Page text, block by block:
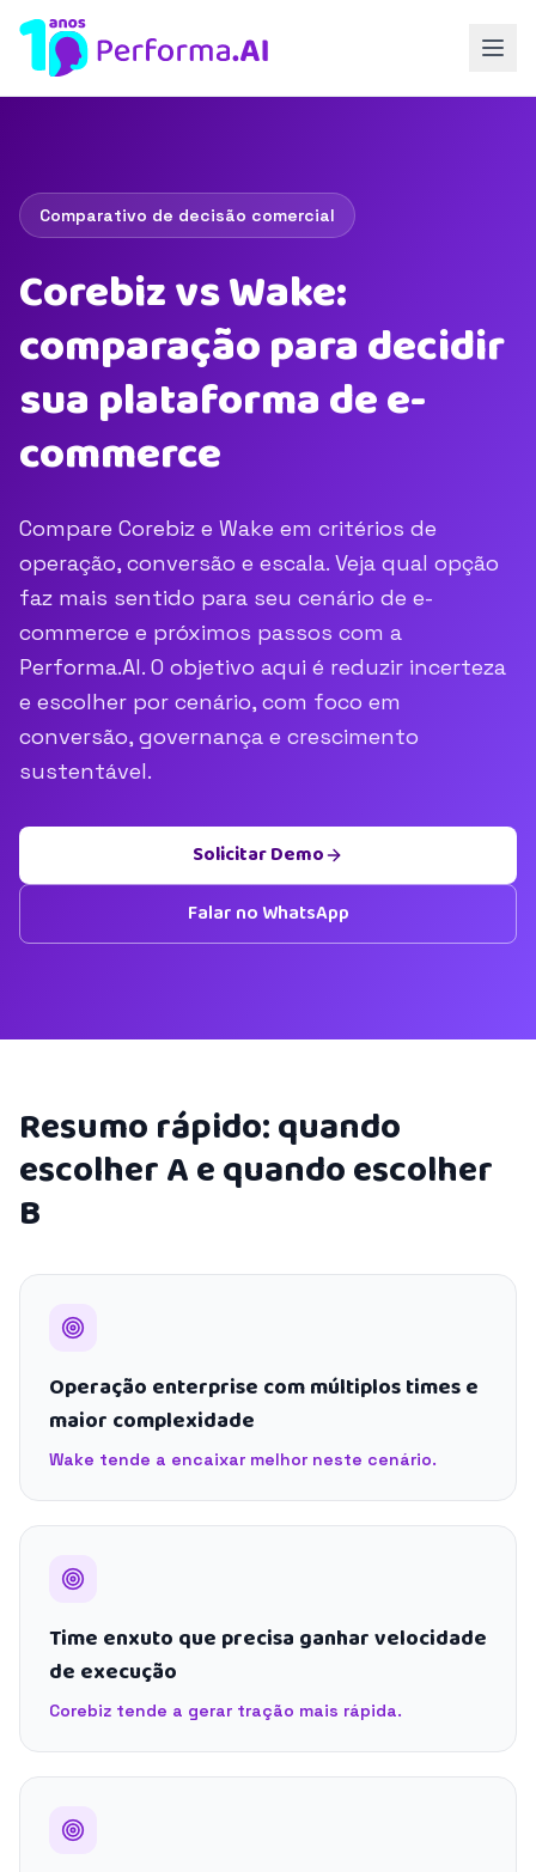
Comparativo de decisão comercial
Corebiz vs Wake:
comparação para decidir
sua plataforma de e-
commerce
Compare Corebiz e Wake em critérios de
operação, conversão e escala. Veja qual opção
faz mais sentido para seu cenário de e-
commerce e próximos passos com a
Performa.AI. O objetivo aqui é reduzir incerteza
e escolher por cenário, com foco em
conversão, governança e crescimento
sustentável.
Solicitar Demo
Falar no WhatsApp
Resumo rápido: quando
escolher A e quando escolher
B
Operação enterprise com múltiplos times e
maior complexidade
Wake tende a encaixar melhor neste cenário.
Time enxuto que precisa ganhar velocidade
de execução
Corebiz tende a gerar tração mais rápida.